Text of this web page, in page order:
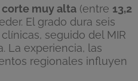
muy alta (entre 13,2
El grado dura seis
seguido del MIR
La experiencia, las
regionales influyen